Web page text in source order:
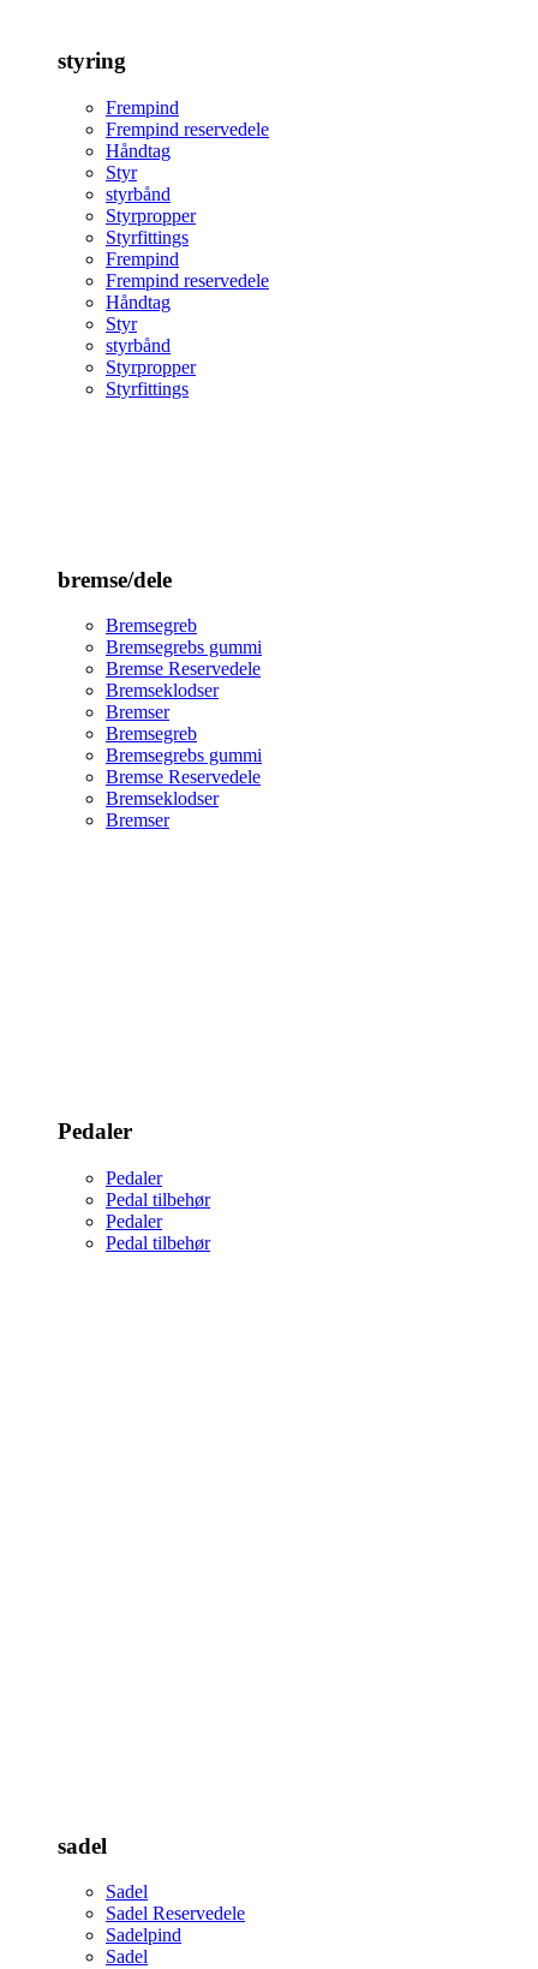
styring
Frempind
Frempind reservedele
Håndtag
Styr
styrbånd
Styrpropper
Styrfittings
Frempind
Frempind reservedele
Håndtag
Styr
styrbånd
Styrpropper
Styrfittings
bremse/dele
Bremsegreb
Bremsegrebs gummi
Bremse Reservedele
Bremseklodser
Bremser
Bremsegreb
Bremsegrebs gummi
Bremse Reservedele
Bremseklodser
Bremser
Pedaler
Pedaler
Pedal tilbehør
Pedaler
Pedal tilbehør
sadel
Sadel
Sadel Reservedele
Sadelpind
Sadel